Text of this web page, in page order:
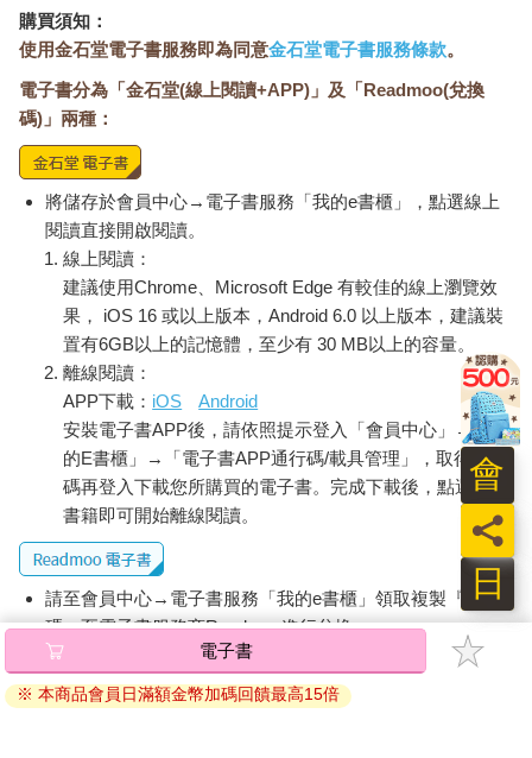
的產物。
在心理學廣泛的領域中，康納曼特別重視「決策心理學」，他指
出「人類的決策是不理性的」。人心善變，又沒有一定的規律，
他就是從人性的角度來闡述經濟學。
那麼，經濟學和行為經濟學有何關聯呢？我先簡單說明。
十八世紀的亞當．史密斯，奠定了現代經濟學的基礎。他在《國
富論》中提出了以下的主張：「在市場經濟中，只要每個人追求
自己的利益，最終會使得整個社會的資源分配達到最佳狀態。」
這是史密斯的觀點，也是資本主義經濟的核心理念。他認為，就
算結果未如預期，市場上也會有一隻「看不見的手」來調整。
他在撰寫《國富論》之前，還寫了一部《道德情操論》，當中寫
道：「人類有各式各樣的激烈情感，但也有同理心，只要人們了
解道德和義務，就會做出正確的行動。」
這些都是「經濟學之父」亞當．史密斯的觀點，經濟學也承襲了
他的觀點，認為人類在市場機制當中，一定會做出理性、正確的
判斷。
之後，為了分析更加複雜的市場機制，總體經濟學、統計學、金
融工程學等學問也相繼問世。但經濟學的研究方向始終擺脫不了
數學，凡事都講求「理性」。
問題是，不管是十八世紀，還是現代社會，市場經濟並非完全理
性，這一點相信各位也深有體會。理由很簡單，因為市場經濟當
中有人類這種「不理性的存在」。很遺憾，並非所有人都具備道
德和義務，即便明白這個道理，也還是會做出錯誤的決定。
「以理性為大前提的傳統經濟學，是有局限的。」
►行為經濟學成功推動「明天存更多計畫」
行為經濟學之所以快速普及，主要是因為這門學問符合「社會的
購買須知：
使用金石堂電子書服務即為同意金石堂電子書服務條款。
電子書分為「金石堂(線上閱讀+APP)」及「Readmoo(兌換
碼)」兩種：
將儲存於會員中心→電子書服務「我的e書櫃」，點選線上
閱讀直接開啟閱讀。
線上閱讀：
建議使用Chrome、Microsoft Edge 有較佳的線上瀏覽效
果， iOS 16 或以上版本，Android 6.0 以上版本，建議裝
置有6GB以上的記憶體，至少有 30 MB以上的容量。
離線閱讀：
APP下載： iOS
Android
安裝電子書APP後，請依照提示登入「會員中心」→「我
的E書櫃」→「電子書APP通行碼/載具管理」，取得通行
碼再登入下載您所購買的電子書。完成下載後，點選任一
書籍即可開始離線閱讀。
請至會員中心→電子書服務「我的e書櫃」領取複製『兌換
碼』至電子書服務商Readmoo進行兌換。
退換貨須知：
因版權保護，您在金石堂所購買的電子書僅能以金石堂專屬
日
員
會